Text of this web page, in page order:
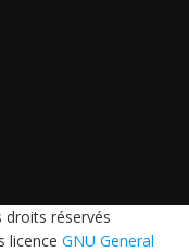
réservés
licence GNU General